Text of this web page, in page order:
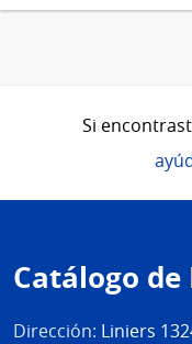
Si
de
página
Catálogo
Dirección: Liniers